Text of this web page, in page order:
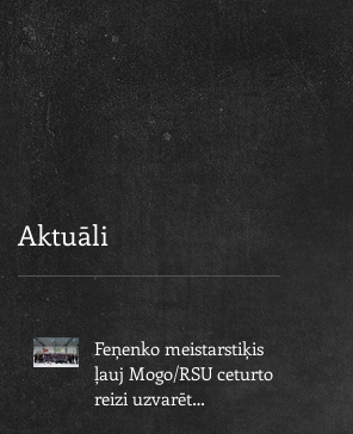
Aktuāli
Feņenko meistarstiķis
ļauj Mogo/RSU ceturto
reizi uzvarēt